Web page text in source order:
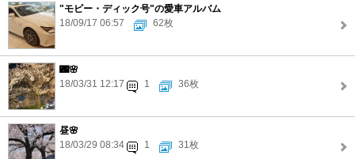
"モビー・ディック号"の愛車アルバム
18/09/17 06:57
62枚
🌃🌸
18/03/31 12:17
1 36枚
昼🌸
18/03/29 08:34
1 31枚